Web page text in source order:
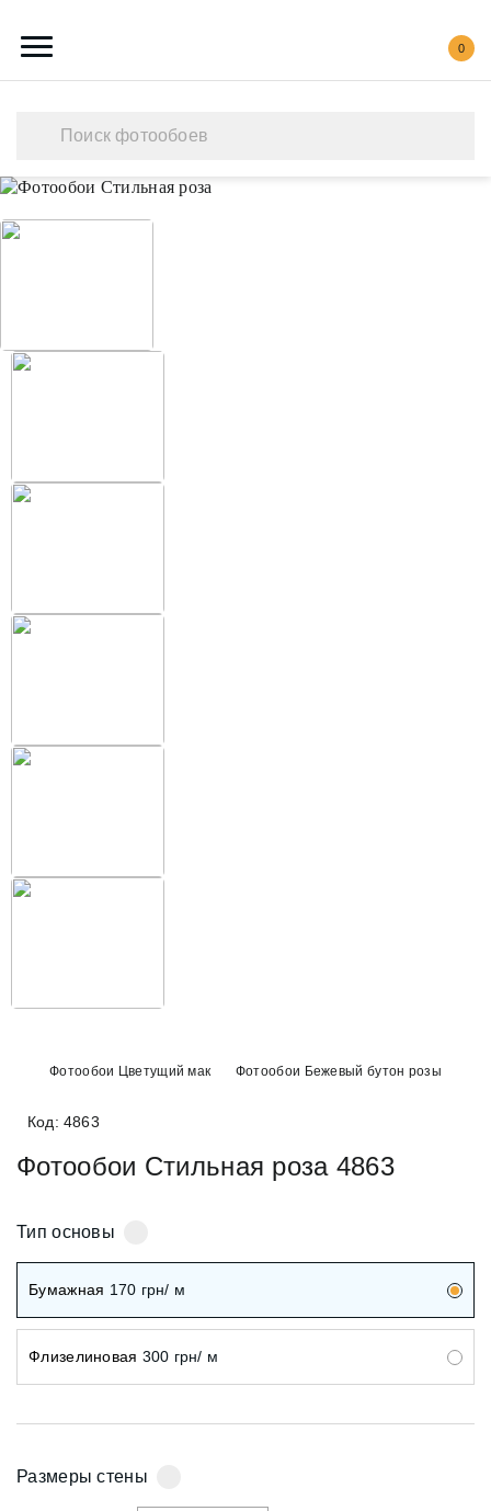
0
Каталог обоев
Наши работы
Создать свои фотообои
О нас
Фотообои Цветущий мак Фотообои Бежевый бутон розы
Код: 4863
Фотообои Стильная роза 4863
Тип основы
Бумажная 170 грн/ м
Флизелиновая 300 грн/ м
Размеры стены